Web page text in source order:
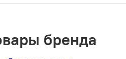
бренда